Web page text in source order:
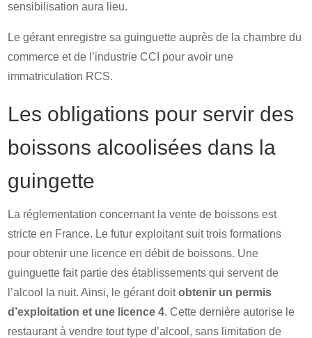
sensibilisation aura lieu.
Le gérant enregistre sa guinguette auprès de la chambre du
commerce et de l’industrie CCI pour avoir une
immatriculation RCS.
Les obligations pour servir des
boissons alcoolisées dans la
guingette
La réglementation concernant la vente de boissons est
stricte en France. Le futur exploitant suit trois formations
pour obtenir une licence en débit de boissons. Une
guinguette fait partie des établissements qui servent de
l’alcool la nuit. Ainsi, le gérant doitobtenir un permis
d’exploitation et une licence 4. Cette dernière autorise le
restaurant à vendre tout type d’alcool, sans limitation de